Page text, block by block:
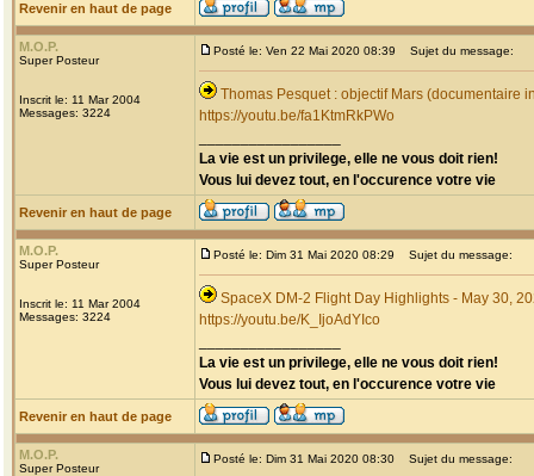
Revenir en haut de page
M.O.P.
Super Posteur
Inscrit le: 11 Mar 2004
Messages: 3224
Posté le: Ven 22 Mai 2020 08:39 Sujet du message:
Thomas Pesquet : objectif Mars (documentaire
https://youtu.be/fa1KtmRkPWo
La vie est un privilege, elle ne vous doit rien!
Vous lui devez tout, en l'occurence votre vie
Revenir en haut de page
M.O.P.
Super Posteur
Inscrit le: 11 Mar 2004
Messages: 3224
Posté le: Dim 31 Mai 2020 08:29 Sujet du message:
SpaceX DM-2 Flight Day Highlights - May 30,
https://youtu.be/K_IjoAdYIco
La vie est un privilege, elle ne vous doit rien!
Vous lui devez tout, en l'occurence votre vie
Revenir en haut de page
M.O.P.
Super Posteur
Posté le: Dim 31 Mai 2020 08:30 Sujet du message: